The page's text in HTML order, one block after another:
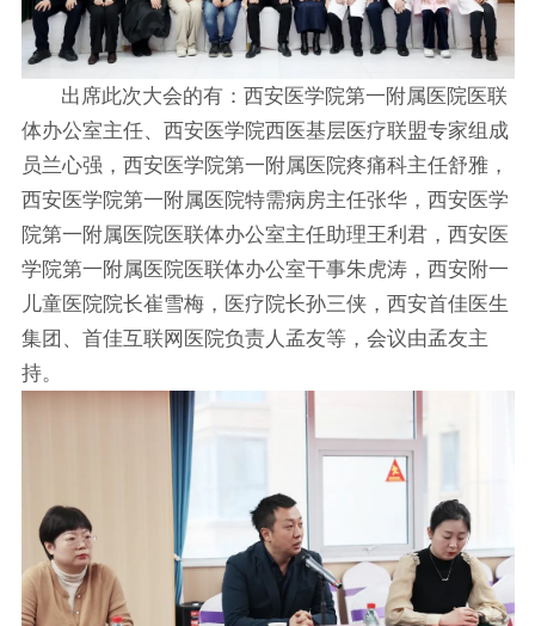
出席此次大会的有：西安医学院第一附属医院医联
体办公室主任、西安医学院西医基层医疗联盟专家组成
员兰心强，西安医学院第一附属医院疼痛科主任舒雅，
西安医学院第一附属医院特需病房主任张华，西安医学
院第一附属医院医联体办公室主任助理王利君，西安医
学院第一附属医院医联体办公室干事朱虎涛，西安附一
儿童医院院长崔雪梅，医疗院长孙三侠，西安首佳医生
集团、首佳互联网医院负责人孟友等，会议由孟友主
持。